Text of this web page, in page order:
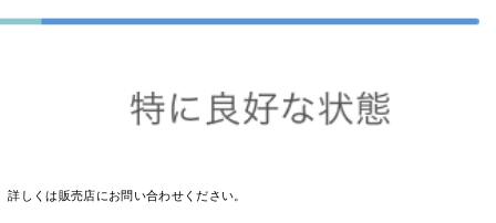
しくは販売店にお問い合わせください。